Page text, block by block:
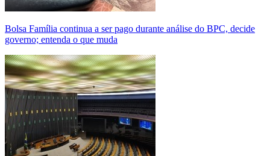
Bolsa Família continua a ser pago durante análise do BPC, decide
governo; entenda o que muda